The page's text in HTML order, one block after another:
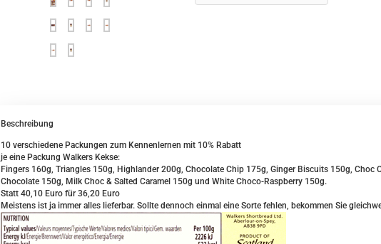
Beschreibung
10 verschiedene Packungen zum Kennenlernen mit 10% Rabatt
je eine Packung Walkers Kekse:
Fingers 160g, Triangles 150g, Highlander 200g, Chocolate Chip 175g, Ginger Biscuits 150g, Choc
Chocolate 150g, Milk Choc & Salted Caramel 150g und White Choco-Raspberry 150g.
Statt 40,10 Euro für 36,20 Euro
Meistens ist ja immer alles lieferbar. Sollte dennoch einmal eine Sorte fehlen, bekommen Sie